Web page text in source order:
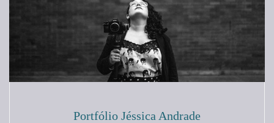
Portfólio Jéssica Andrade